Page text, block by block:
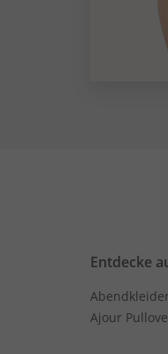
Entdecke
Abendkleider
Ajour